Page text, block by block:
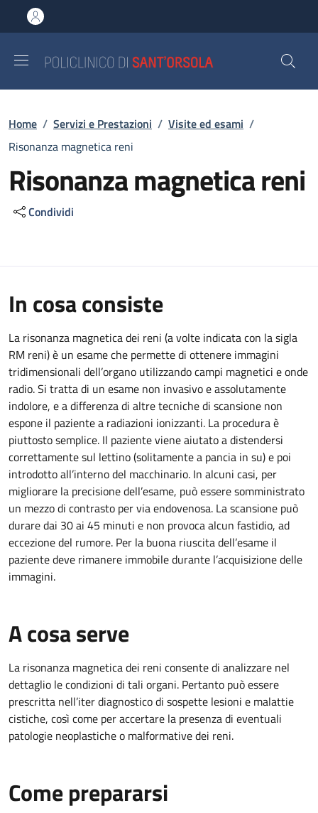
al contenuto principale
to footer content
Briciole di pane
Home / Servizi e Prestazioni / Visite ed esami /
Risonanza magnetica reni
Risonanza magnetica reni
Condividi
In cosa consiste
La risonanza magnetica dei reni (a volte indicata con la sigla
RM reni) è un esame che permette di ottenere immagini
tridimensionali dell’organo utilizzando campi magnetici e onde
radio. Si tratta di un esame non invasivo e assolutamente
indolore, e a differenza di altre tecniche di scansione non
espone il paziente a radiazioni ionizzanti. La procedura è
piuttosto semplice. Il paziente viene aiutato a distendersi
correttamente sul lettino (solitamente a pancia in su) e poi
introdotto all’interno del macchinario. In alcuni casi, per
migliorare la precisione dell’esame, può essere somministrato
un mezzo di contrasto per via endovenosa. La scansione può
durare dai 30 ai 45 minuti e non provoca alcun fastidio, ad
eccezione del rumore. Per la buona riuscita dell’esame il
paziente deve rimanere immobile durante l’acquisizione delle
immagini.
A cosa serve
La risonanza magnetica dei reni consente di analizzare nel
dettaglio le condizioni di tali organi. Pertanto può essere
prescritta nell’iter diagnostico di sospette lesioni e malattie
cistiche, così come per accertare la presenza di eventuali
patologie neoplastiche o malformative dei reni.
Come prepararsi